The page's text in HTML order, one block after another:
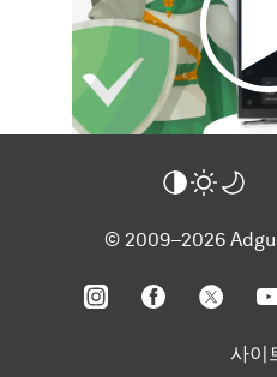
© 2009–2026
사이